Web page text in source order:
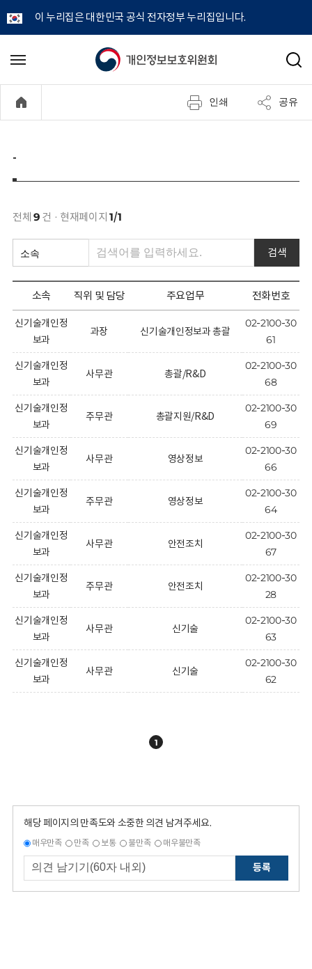
이 누리집은 대한민국 공식 전자정부 누리집입니다.
개
정
보
호
위
원
회
메
기
검
인쇄 공유
-
전체 9 건 · 현재페이지1/1
검색
소속 직위 및 담당 주요업무 전화번호
신기술개인정
보과
과장 신기술개인정보과 총괄
02-2100-30
61
신기술개인정
보과
사무관 총괄/R&D
02-2100-30
68
신기술개인정
보과
주무관 총괄지원/R&D
02-2100-30
69
신기술개인정
보과
사무관 영상정보
02-2100-30
66
신기술개인정
보과
주무관 영상정보
02-2100-30
64
신기술개인정
보과
사무관 안전조치
02-2100-30
67
신기술개인정
보과
주무관 안전조치
02-2100-30
28
신기술개인정
보과
사무관 신기술
02-2100-30
63
신기술개인정
보과
사무관 신기술
02-2100-30
62
1
해당 페이지의 만족도와 소중한 의견 남겨주세요.
매우만족 만족 보통 불만족 매우불만족
등록